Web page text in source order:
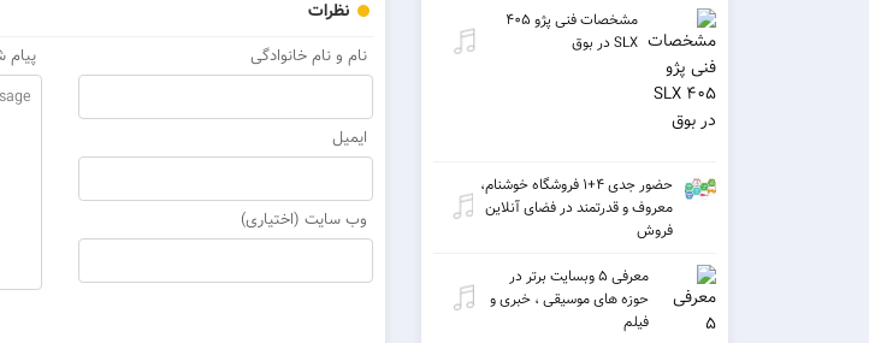
مشخصات فنی پژو ۴۰۵
SLX در بوق
حضور جدی ۴+۱ فروشگاه خوشنام،
معروف و قدرتمند در فضای آنلاین
فروش
معرفی ۵ وبسایت برتر در
حوزه های موسیقی ، خبری و
فیلم
نظرات
نام و نام خانوادگی
ایمیل
وب سایت (اختیاری)
پیام